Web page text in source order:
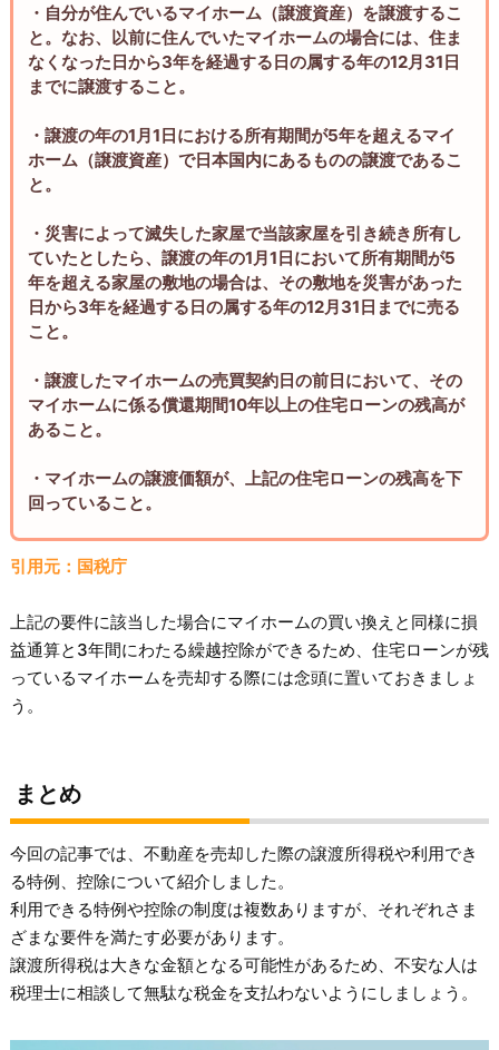
・自分が住んでいるマイホーム（譲渡資産）を譲渡するこ
と。なお、以前に住んでいたマイホームの場合には、住ま
なくなった日から3年を経過する日の属する年の12月31日
までに譲渡すること。
・譲渡の年の1月1日における所有期間が5年を超えるマイ
ホーム（譲渡資産）で日本国内にあるものの譲渡であるこ
と。
・災害によって滅失した家屋で当該家屋を引き続き所有し
ていたとしたら、譲渡の年の1月1日において所有期間が5
年を超える家屋の敷地の場合は、その敷地を災害があった
日から3年を経過する日の属する年の12月31日までに売る
こと。
・譲渡したマイホームの売買契約日の前日において、その
マイホームに係る償還期間10年以上の住宅ローンの残高が
あること。
・マイホームの譲渡価額が、上記の住宅ローンの残高を下
回っていること。
引用元：国税庁
上記の要件に該当した場合にマイホームの買い換えと同様に損
益通算と3年間にわたる繰越控除ができるため、住宅ローンが残
っているマイホームを売却する際には念頭に置いておきましょ
う。
まとめ
今回の記事では、不動産を売却した際の譲渡所得税や利用でき
る特例、控除について紹介しました。
利用できる特例や控除の制度は複数ありますが、それぞれさま
ざまな要件を満たす必要があります。
譲渡所得税は大きな金額となる可能性があるため、不安な人は
税理士に相談して無駄な税金を支払わないようにしましょう。